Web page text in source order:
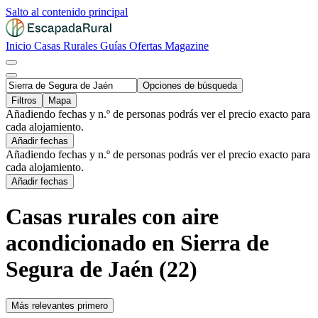
Salto al contenido principal
Inicio Casas Rurales Guías Ofertas Magazine
Opciones de búsqueda
Filtros
Mapa
Añadiendo fechas y n.º de personas podrás ver el precio exacto para
cada alojamiento.
Añadir fechas
Añadiendo fechas y n.º de personas podrás ver el precio exacto para
cada alojamiento.
Añadir fechas
Casas rurales con aire
acondicionado en Sierra de
Segura de Jaén (22)
Más relevantes primero